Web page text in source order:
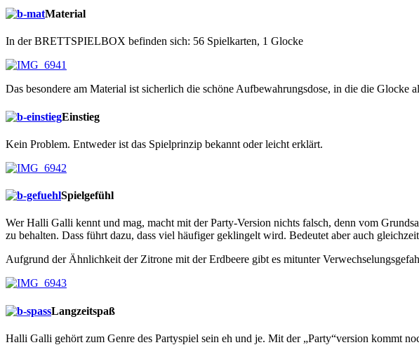
Material
In der BRETTSPIELBOX befinden sich: 56 Spielkarten, 1 Glocke
Das besondere am Material ist sicherlich die schöne Aufbewahrungsdose, in die die Glocke
Einstieg
Kein Problem. Entweder ist das Spielprinzip bekannt oder leicht erklärt.
Spielgefühl
Wer Halli Galli kennt und mag, macht mit der Party-Version nichts falsch, denn vom
zu behalten. Dass führt dazu, dass viel häufiger geklingelt wird. Bedeutet aber auch
Aufgrund der Ähnlichkeit der Zitrone mit der Erdbeere gibt es mitunter
Langzeitspaß
Halli Galli gehört zum Genre des Partyspiel sein eh und je. Mit der „Party“version kommt